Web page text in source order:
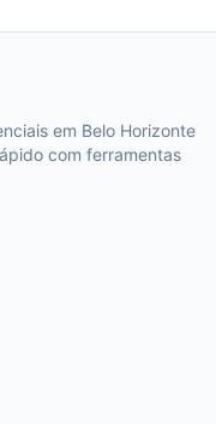
em Belo Horizonte
com ferramentas